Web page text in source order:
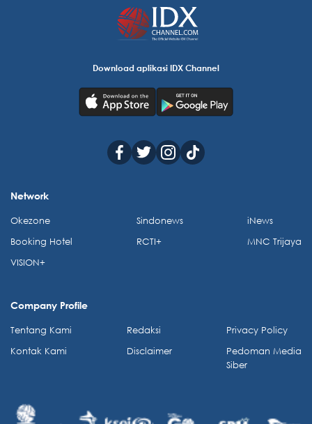
Download aplikasi IDX Channel
Network
Okezone
Booking Hotel
VISION+
Sindonews
RCTI+
iNews
MNC Trijaya
Company Profile
Tentang Kami
Kontak Kami
Redaksi
Disclaimer
Privacy Policy
Pedoman Media
Siber